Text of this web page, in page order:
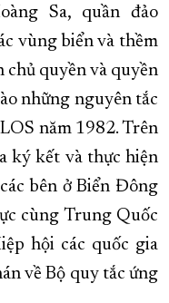
Sa, quần đảo
vùng biển và thềm
chủ quyền và quyền
những nguyên tắc
năm 1982. Trên
ký kết và thực hiện
bên ở Biển Đông
cùng Trung Quốc
hội các quốc gia
về Bộ quy tắc ứng